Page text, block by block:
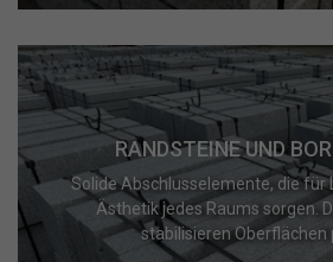
RANDSTEINE UND
Solide Abschlusselemente, die für
Ästhetik jedes Raums sorgen.
stabilisieren Oberflächen